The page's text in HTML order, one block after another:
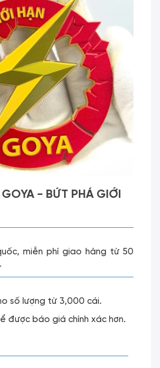
- BỨT PHÁ GIỚI
miễn phí giao hàng từ 50
số lượng từ 3,000 cái.
được báo giá chính xác hơn.